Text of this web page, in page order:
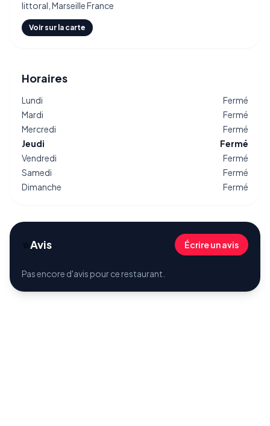
littoral, Marseille France
Voir sur la carte
Horaires
Lundi
Fermé
Mardi
Fermé
Mercredi
Fermé
Jeudi
Fermé
Vendredi
Fermé
Samedi
Fermé
Dimanche
Fermé
⭐Avis Écrire un avis
Pas encore d'avis pour ce restaurant.